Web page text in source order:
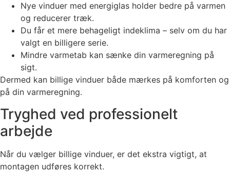
Nye vinduer med energiglas holder bedre på varmen
og reducerer træk.
Du får et mere behageligt indeklima – selv om du har
valgt en billigere serie.
Mindre varmetab kan sænke din varmeregning på
sigt.
Dermed kan billige vinduer både mærkes på komforten og
på din varmeregning.
Tryghed ved professionelt
arbejde
Når du vælger billige vinduer, er det ekstra vigtigt, at
montagen udføres korrekt.